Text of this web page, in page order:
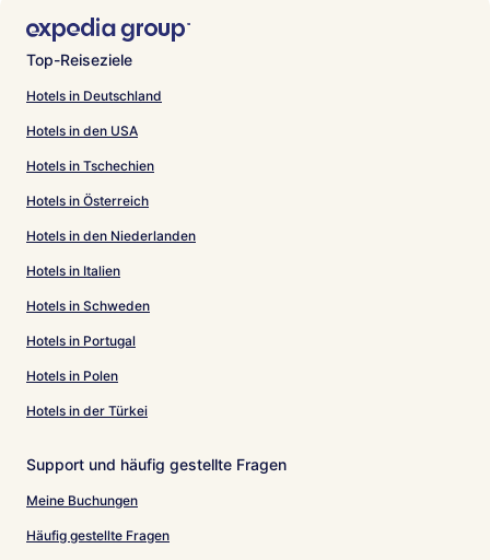
Top-Reiseziele
Hotels in Deutschland
Hotels in den USA
Hotels in Tschechien
Hotels in Österreich
Hotels in den Niederlanden
Hotels in Italien
Hotels in Schweden
Hotels in Portugal
Hotels in Polen
Hotels in der Türkei
Support und häufig gestellte Fragen
Meine Buchungen
Häufig gestellte Fragen